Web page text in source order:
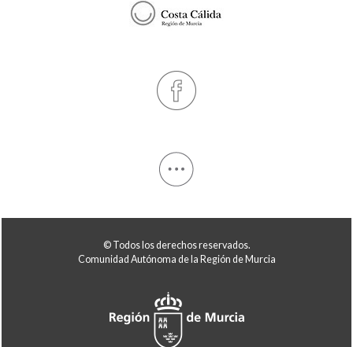
© Todos los derechos reservados.
Comunidad Autónoma de la Región de Murcia